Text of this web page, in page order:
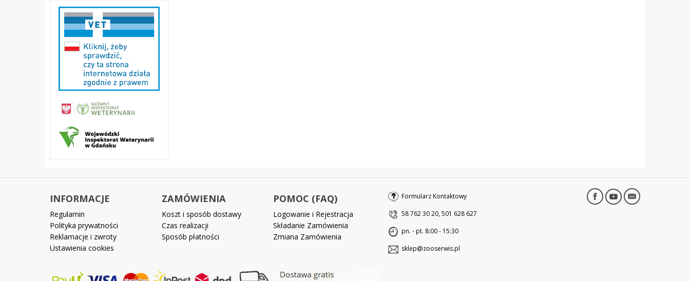
INFORMACJE
Regulamin
Polityka prywatności
Reklamacje i zwroty
Ustawienia cookies
ZAMÓWIENIA
Koszt i sposób dostawy
Czas realizacji
Sposób płatności
POMOC (FAQ)
Logowanie i Rejestracja
Składanie Zamówienia
Zmiana Zamówienia
Formularz Kontaktowy
58 762 30 20, 501 628 627
pn. - pt. 8:00 - 15:30
sklep@zooserwis.pl